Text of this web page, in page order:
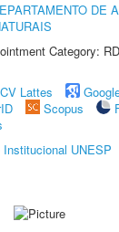
DE
Category:
CV Lattes
Scopus
Institucional UNESP